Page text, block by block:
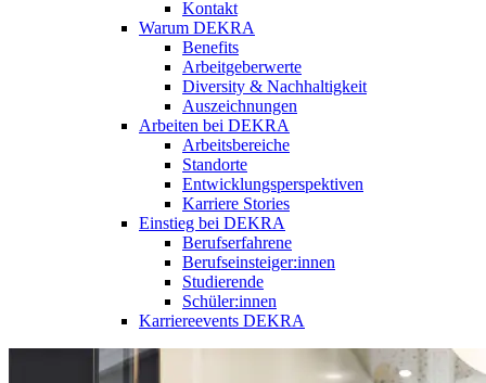
Kontakt
Warum DEKRA
Benefits
Arbeitgeberwerte
Diversity & Nachhaltigkeit
Auszeichnungen
Arbeiten bei DEKRA
Arbeitsbereiche
Standorte
Entwicklungsperspektiven
Karriere Stories
Einstieg bei DEKRA
Berufserfahrene
Berufseinsteiger:innen
Studierende
Schüler:innen
Karriereevents DEKRA